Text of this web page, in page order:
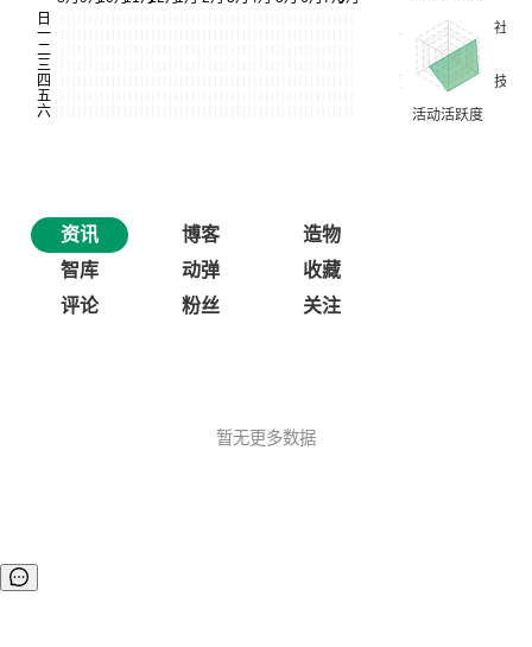
资讯 博客
造物
智库
动弹
收藏
评论
粉丝 关注
暂无更多数据